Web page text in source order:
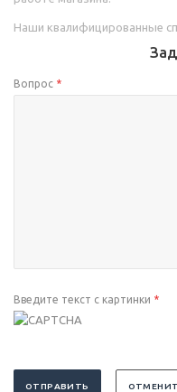
Наши квалифицированные
Вопрос *
Введите текст с картинки *
ОТПРАВИТЬ